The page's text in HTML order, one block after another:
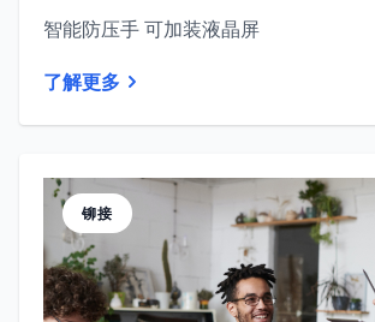
智能防压手 可加装液晶屏
了解更多
铆接